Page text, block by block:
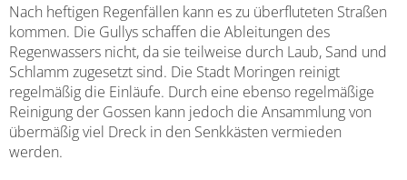
Nach heftigen Regenfällen kann es zu überfluteten Straßen
kommen. Die Gullys schaffen die Ableitungen des
Regenwassers nicht, da sie teilweise durch Laub, Sand und
Schlamm zugesetzt sind. Die Stadt Moringen reinigt
regelmäßig die Einläufe. Durch eine ebenso regelmäßige
Reinigung der Gossen kann jedoch die Ansammlung von
übermäßig viel Dreck in den Senkkästen vermieden
werden.